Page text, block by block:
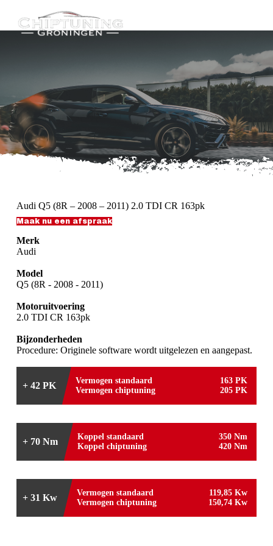
n
i
n
h
u
d
Audi Q5 (8R – 2008 – 2011) 2.0 TDI CR 163pk
Maak nu een afspraak
Merk
Audi
Model
Q5 (8R - 2008 - 2011)
Motoruitvoering
2.0 TDI CR 163pk
Bijzonderheden
Procedure: Originele software wordt uitgelezen en aangepast.
+ 42 PK Vermogen standaard
163 PK
Vermogen chiptuning
205 PK
+ 70 Nm Koppel standaard
350 Nm
Koppel chiptuning
420 Nm
+ 31 Kw Vermogen standaard
119,85 Kw
Vermogen chiptuning
150,74 Kw